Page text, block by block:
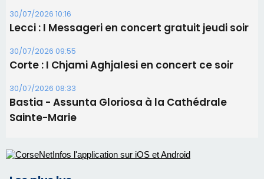
30/07/2026 10:16
Lecci : I Messageri en concert gratuit jeudi soir
30/07/2026 09:55
Corte : I Chjami Aghjalesi en concert ce soir
30/07/2026 08:33
Bastia - Assunta Gloriosa à la Cathédrale
Sainte-Marie